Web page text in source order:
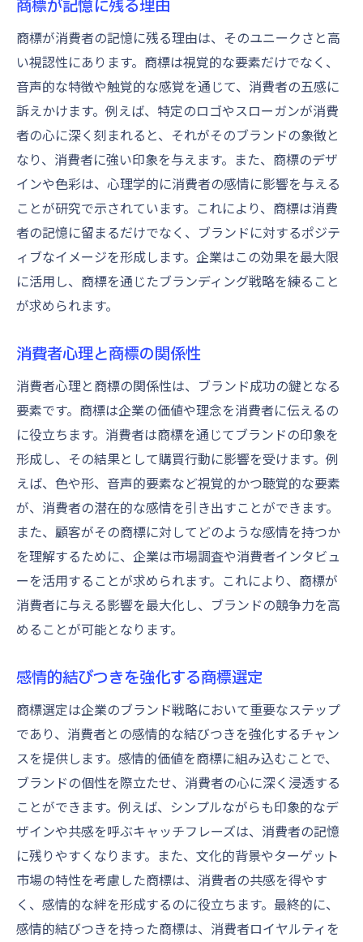
商標が記憶に残る理由
商標が消費者の記憶に残る理由は、そのユニークさと高
い視認性にあります。商標は視覚的な要素だけでなく、
音声的な特徴や触覚的な感覚を通じて、消費者の五感に
訴えかけます。例えば、特定のロゴやスローガンが消費
者の心に深く刻まれると、それがそのブランドの象徴と
なり、消費者に強い印象を与えます。また、商標のデザ
インや色彩は、心理学的に消費者の感情に影響を与える
ことが研究で示されています。これにより、商標は消費
者の記憶に留まるだけでなく、ブランドに対するポジテ
ィブなイメージを形成します。企業はこの効果を最大限
に活用し、商標を通じたブランディング戦略を練ること
が求められます。
消費者心理と商標の関係性
消費者心理と商標の関係性は、ブランド成功の鍵となる
要素です。商標は企業の価値や理念を消費者に伝えるの
に役立ちます。消費者は商標を通じてブランドの印象を
形成し、その結果として購買行動に影響を受けます。例
えば、色や形、音声的要素など視覚的かつ聴覚的な要素
が、消費者の潜在的な感情を引き出すことができます。
また、顧客がその商標に対してどのような感情を持つか
を理解するために、企業は市場調査や消費者インタビュ
ーを活用することが求められます。これにより、商標が
消費者に与える影響を最大化し、ブランドの競争力を高
めることが可能となります。
感情的結びつきを強化する商標選定
商標選定は企業のブランド戦略において重要なステップ
であり、消費者との感情的な結びつきを強化するチャン
スを提供します。感情的価値を商標に組み込むことで、
ブランドの個性を際立たせ、消費者の心に深く浸透する
ことができます。例えば、シンプルながらも印象的なデ
ザインや共感を呼ぶキャッチフレーズは、消費者の記憶
に残りやすくなります。また、文化的背景やターゲット
市場の特性を考慮した商標は、消費者の共感を得やす
く、感情的な絆を形成するのに役立ちます。最終的に、
感情的結びつきを持った商標は、消費者ロイヤルティを